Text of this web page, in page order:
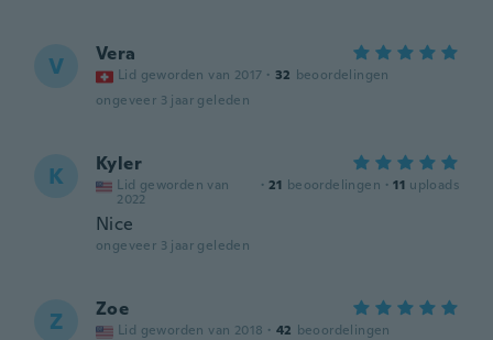
V Vera
Lid geworden van 2017 · 32 beoordelingen
ongeveer 3 jaar geleden
K Kyler
Lid geworden van
2022
· 21 beoordelingen · 11 uploads
Nice
ongeveer 3 jaar geleden
Z Zoe
Lid geworden van 2018 · 42 beoordelingen